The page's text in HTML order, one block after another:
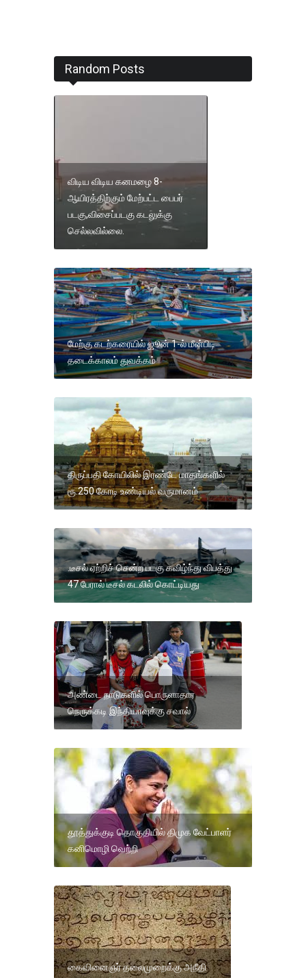
Random Posts
விடிய விடிய கனமழை 8-
ஆயிரத்திற்கும் மேற்பட்ட பைபர்
படகு,விசைப்படகு கடலுக்கு
செல்லவில்லை.
மேற்கு கடற்கரையில் ஜூன் 1-ல் மீன்பிடி
தடைக்காலம் துவக்கம்
திருப்பதி கோயிலில் இரண்டே மாதங்களில்
ரூ.250 கோடி உண்டியல் வருமானம்
.டீசல் ஏற்றிச் சென்ற படகு கவிழ்ந்து விபத்து
47 பேரால் டீசல் கடலில் கொட்டியது
அண்டை நாடுகளில் பொருளாதார
நெருக்கடி இந்தியாவுக்கு சவால்
தூத்துக்குடி தொகுதியில் திமுக வேட்பாளர்
கனிமொழி வெற்றி
கைவினைஞர் தலைமுறைக்கு அநீதி